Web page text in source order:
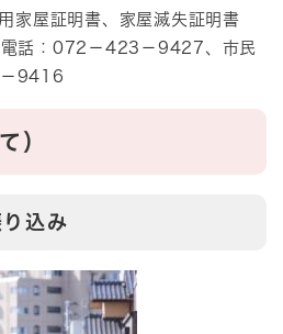
家屋証明書、家屋滅失証明書
話：072－423－9427、市民
9416
）
込み